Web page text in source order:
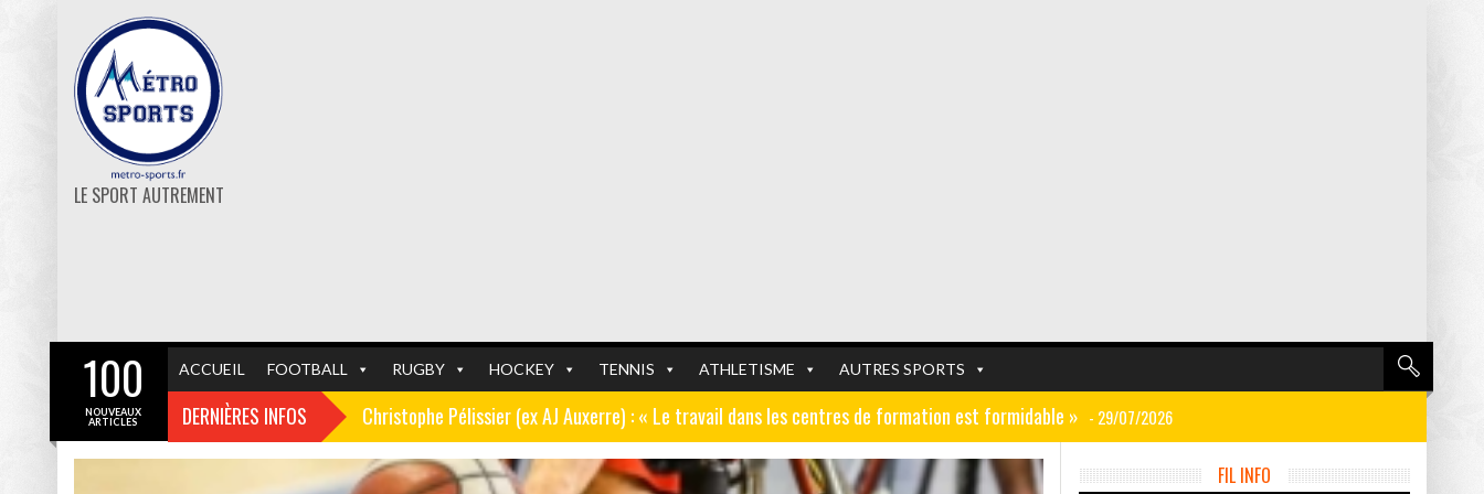
LE SPORT AUTREMENT
ACCUEIL FOOTBALL RUGBY HOCKEY TENNIS ATHLETISME AUTRES SPORTS
DERNIÈRES INFOS Christophe Pélissier (ex AJ Auxerre) : « Le travail dans les centres de formation est formidable » - 29/07/2026
Les affiches du 1er tour de la coupe de France en Auvergne Rhône-Alpes - 25/07/2026
100
NOUVEAUX
ARTICLES
FOOTBALL FOOTBALL FOOTBALL FOOTBALL FIL INFO